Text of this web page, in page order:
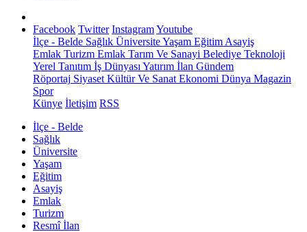
Facebook Twitter InstagramYoutube
İlçe - Belde Sağlık ÜniversiteYaşam Eğitim Asayiş
Emlak Turizm Emlak Tarım Ve Sanayi Belediye Teknoloji
Yerel Tanıtım İş Dünyası Yatırım İlan Gündem
Röportaj Siyaset Kültür Ve Sanat Ekonomi Dünya Magazin
Spor
Künye İletişim RSS
İlçe - Belde
Sağlık
Üniversite
Yaşam
Eğitim
Asayiş
Emlak
Turizm
Resmî İlan